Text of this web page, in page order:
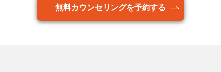
無料カウンセリングを予約する